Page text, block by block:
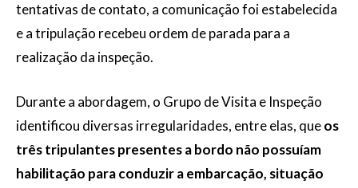
tentativas de contato, a comunicação foi estabelecida
e a tripulação recebeu ordem de parada para a
realização da inspeção.
Durante a abordagem, o Grupo de Visita e Inspeção
identificou diversas irregularidades, entre elas, queos
três tripulantes presentes a bordo não possuíam
habilitação para conduzir a embarcação, situação